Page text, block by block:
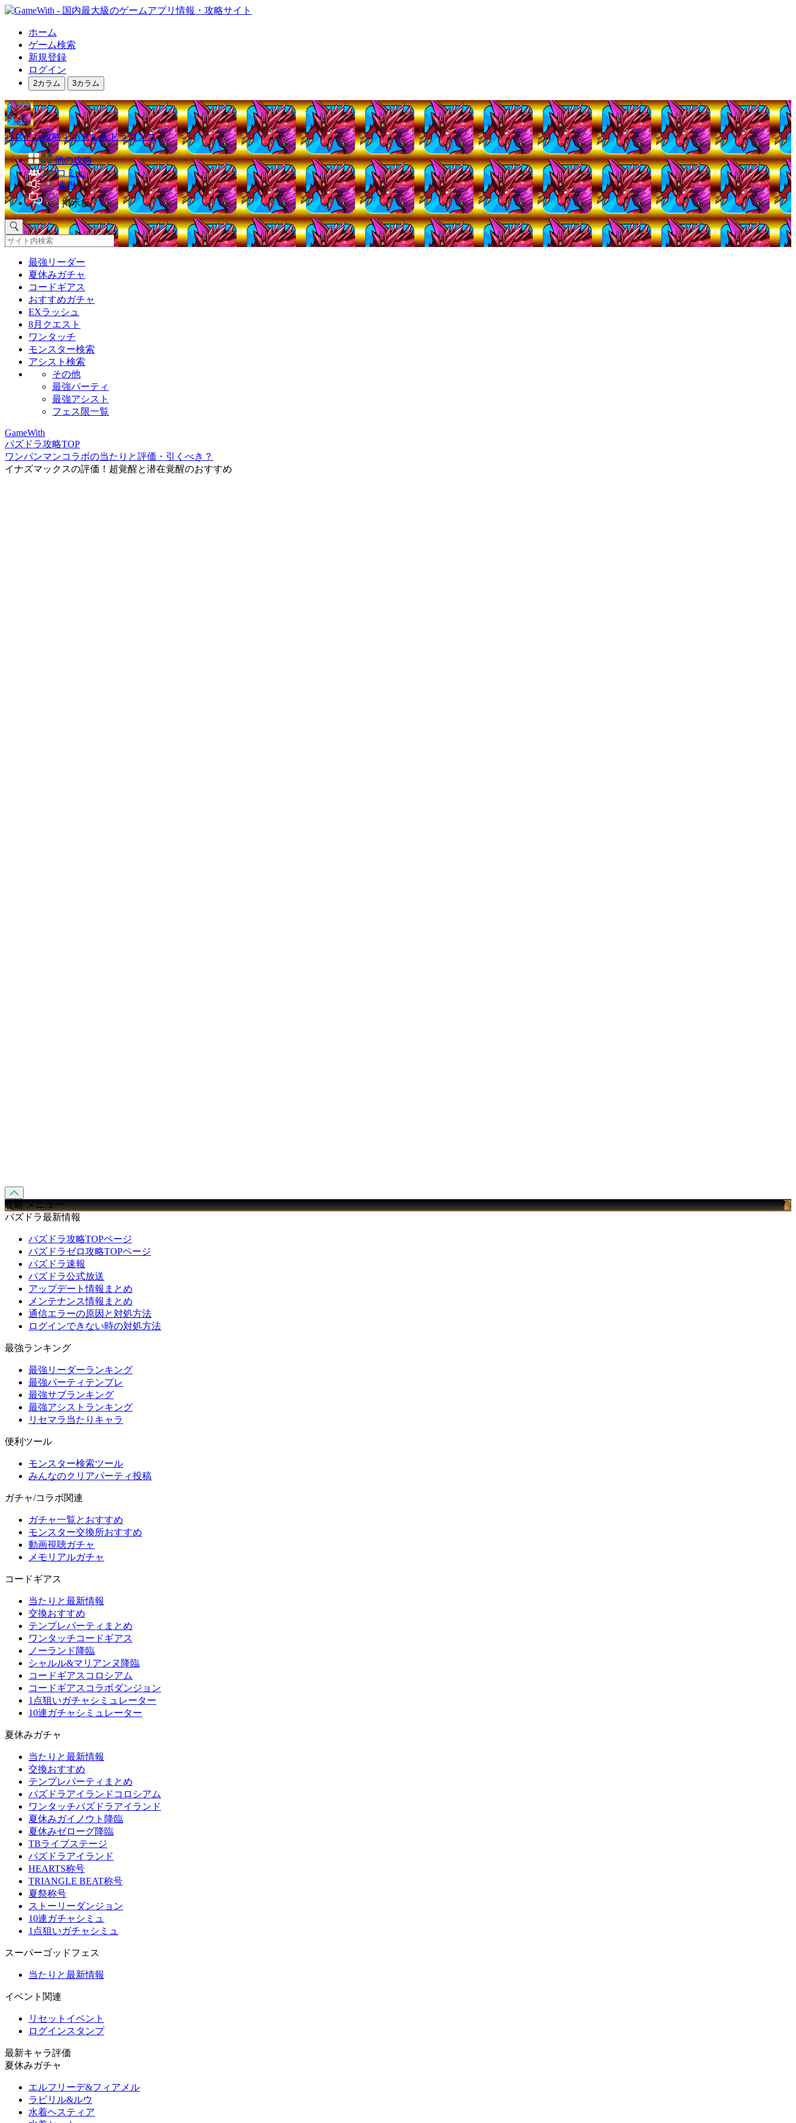
ホーム
ゲーム検索
新規登録
ログイン
2カラム 3カラム
パズドラ攻略｜パズル＆ドラゴンズ
他の攻略
コミュ
速報
掲示板
最強リーダー
夏休みガチャ
コードギアス
おすすめガチャ
EXラッシュ
8月クエスト
ワンタッチ
モンスター検索
アシスト検索
その他
最強パーティ
最強アシスト
フェス限一覧
GameWith
パズドラ攻略TOP
ワンパンマンコラボの当たりと評価・引くべき？
イナズマックスの評価！超覚醒と潜在覚醒のおすすめ
攻略 メニュー
パズドラ最新情報
パズドラ攻略TOPページ
パズドラゼロ攻略TOPページ
パズドラ速報
パズドラ公式放送
アップデート情報まとめ
メンテナンス情報まとめ
通信エラーの原因と対処方法
ログインできない時の対処方法
最強ランキング
最強リーダーランキング
最強パーティテンプレ
最強サブランキング
最強アシストランキング
リセマラ当たりキャラ
便利ツール
モンスター検索ツール
みんなのクリアパーティ投稿
ガチャ/コラボ関連
ガチャ一覧とおすすめ
モンスター交換所おすすめ
動画視聴ガチャ
メモリアルガチャ
コードギアス
当たりと最新情報
交換おすすめ
テンプレパーティまとめ
ワンタッチコードギアス
ノーランド降臨
シャルル&マリアンヌ降臨
コードギアスコロシアム
コードギアスコラボダンジョン
1点狙いガチャシミュレーター
10連ガチャシミュレーター
夏休みガチャ
当たりと最新情報
交換おすすめ
テンプレパーティまとめ
パズドラアイランドコロシアム
ワンタッチパズドラアイランド
夏休みガイノウト降臨
夏休みゼローグ降臨
TBライブステージ
パズドラアイランド
HEARTS称号
TRIANGLE BEAT称号
夏祭称号
ストーリーダンジョン
10連ガチャシミュ
1点狙いガチャシミュ
スーパーゴッドフェス
当たりと最新情報
イベント関連
リセットイベント
ログインスタンプ
最新キャラ評価
夏休みガチャ
エルフリーデ&フィアメル
ラビリル&ルウ
水着ヘスティア